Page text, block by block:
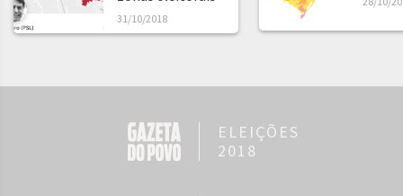
31/10/2018
ELEIÇÕES
2018